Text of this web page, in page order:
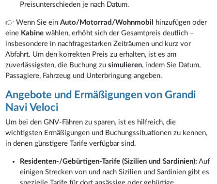
Preisunterschieden je nach Datum.
👉 Wenn Sie einAuto/Motorrad/Wohnmobil
hinzufügen oder
eine Kabine wählen, erhöht sich der Gesamtpreis deutlich –
insbesondere in nachfragestarken Zeiträumen und kurz vor
Abfahrt. Um den korrekten Preis zu erhalten, ist es am
zuverlässigsten, die Buchung zusimulieren, indem Sie Datum,
Passagiere, Fahrzeug und Unterbringung angeben.
Angebote und Ermäßigungen von Grandi
Navi Veloci
Um bei den GNV-Fähren zu sparen, ist es hilfreich, die
wichtigsten Ermäßigungen und Buchungssituationen zu kennen,
in denen günstigere Tarife verfügbar sind.
Residenten-/Gebürtigen-Tarife (Sizilien und Sardinien): Auf
einigen Strecken von und nach Sizilien und Sardinien gibt es